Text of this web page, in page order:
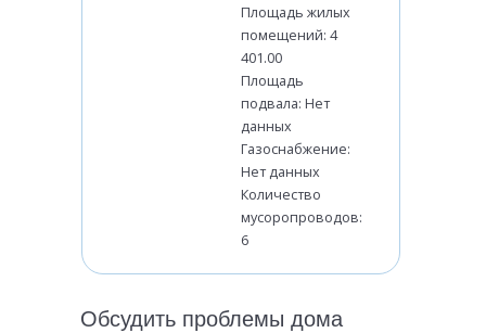
Площадь жилых
помещений: 4
401.00
Площадь
подвала: Нет
данных
Газоснабжение:
Нет данных
Количество
мусоропроводов:
6
Обсудить проблемы дома